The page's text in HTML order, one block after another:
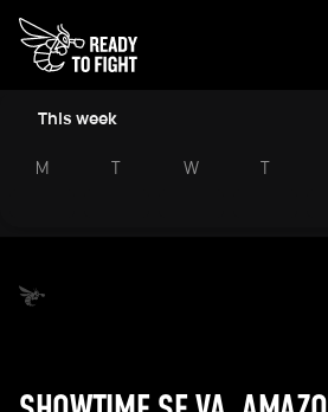
This week
M T W T